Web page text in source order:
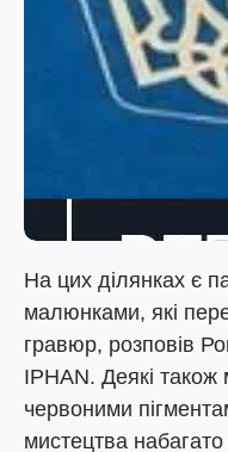
На цих ділянках є
малюнками, які
гравюр, розповів
IPHAN. Деякі також
червоними
мистецтва